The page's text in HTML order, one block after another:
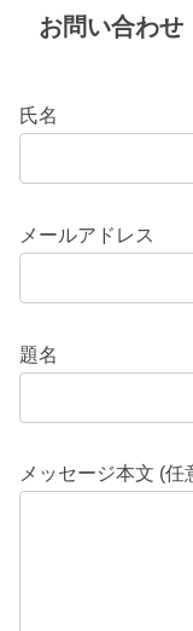
お問い合わせ
氏名
メールアドレス
題名
メッセージ本文 (任